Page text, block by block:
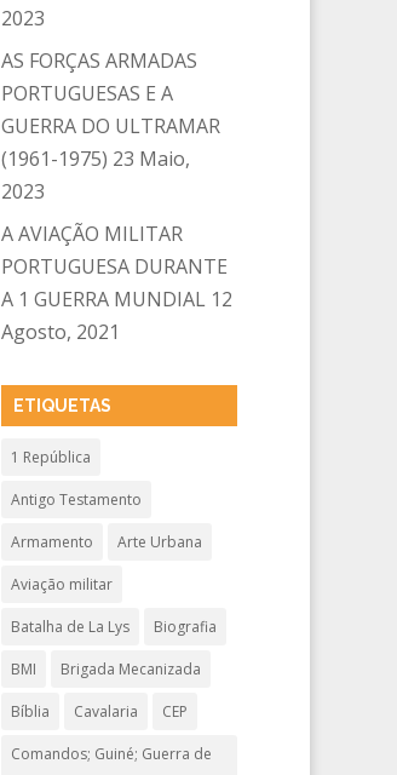
2023
AS FORÇAS ARMADAS
PORTUGUESAS E A
GUERRA DO ULTRAMAR
(1961-1975) 23 Maio,
2023
A AVIAÇÃO MILITAR
PORTUGUESA DURANTE
A 1 GUERRA MUNDIAL 12
Agosto, 2021
ETIQUETAS
1 República
Antigo Testamento
Armamento Arte Urbana
Aviação militar
Batalha de La Lys Biografia
BMI Brigada Mecanizada
Bíblia Cavalaria CEP
Comandos; Guiné; Guerra de